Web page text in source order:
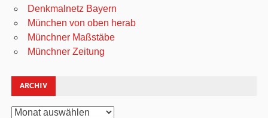
Denkmalnetz Bayern
München von oben herab
Münchner Maßstäbe
Münchner Zeitung
ARCHIV
Archiv